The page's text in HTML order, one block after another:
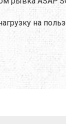
VOXX
YATE
на